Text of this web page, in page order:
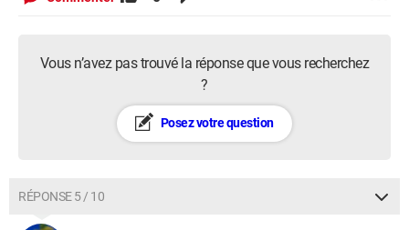
Vous n’avez pas trouvé la réponse que vous recherchez
?
Posez votre question
RÉPONSE 5 / 10